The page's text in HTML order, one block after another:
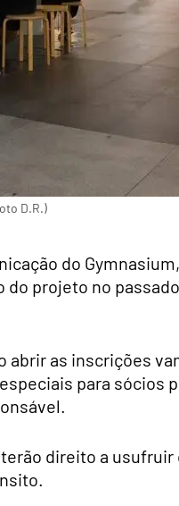
D.R.)
do
projeto no
as inscrições
para sócios
direito a